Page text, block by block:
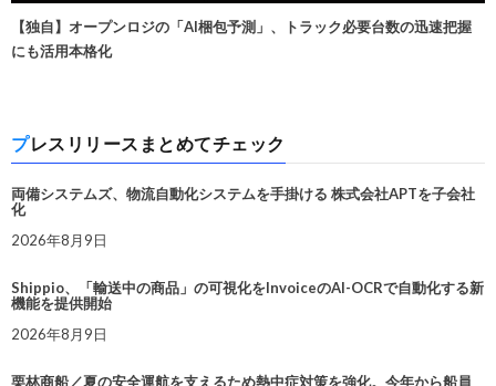
【独自】オープンロジの「AI梱包予測」、トラック必要台数の迅速把握
にも活用本格化
プレスリリースまとめてチェック
両備システムズ、物流自動化システムを手掛ける 株式会社APTを子会社
化
2026年8月9日
Shippio、「輸送中の商品」の可視化をInvoiceのAI-OCRで自動化する新
機能を提供開始
2026年8月9日
栗林商船／夏の安全運航を支えるため熱中症対策を強化。今年から船員